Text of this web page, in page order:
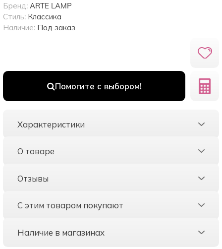
Помогите с выбором!
Бренд: ARTE LAMP
Стиль: Классика
Наличие: Под заказ
Характеристики
О товаре
Отзывы
С этим товаром покупают
Наличие в магазинах